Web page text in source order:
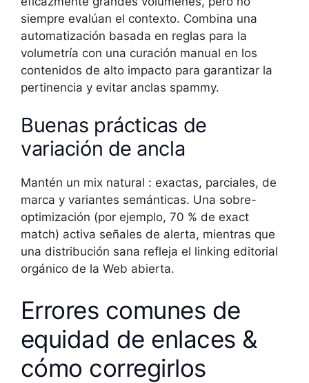
siempre evalúan el contexto. Combina una
automatización basada en reglas para la
volumetría con una curación manual en los
contenidos de alto impacto para garantizar la
pertinencia y evitar anclas spammy.
Buenas prácticas de
variación de ancla
Mantén un mix natural : exactas, parciales, de
marca y variantes semánticas. Una sobre-
optimización (por ejemplo, 70 % de exact
match) activa señales de alerta, mientras que
una distribución sana refleja el linking editorial
orgánico de la Web abierta.
Errores comunes de
equidad de enlaces &
cómo corregirlos